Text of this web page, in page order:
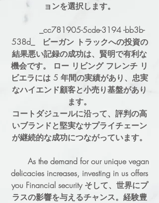
ョンを選択します。
_cc781905-5cde-3194 -bb3b-
538d_ ビーガン トラックへの投資の
結果悪い記録の成功は、賢明で有利な
機会です。
ロー リビング フレンチ リ
ビエラには 5 年間の実績があり、忠実
なハイエンド顧客と小売り基盤があり
ます。
コートダジュールに沿って、評判の高
いブランドと堅実なサプライチェーン
が継続的な成功につながっています。
As the demand for our unique vegan
delicacies increases, investing in us offers
you Financial security そして、世界にプ
ラスの影響を与えるチャンス。経験豊